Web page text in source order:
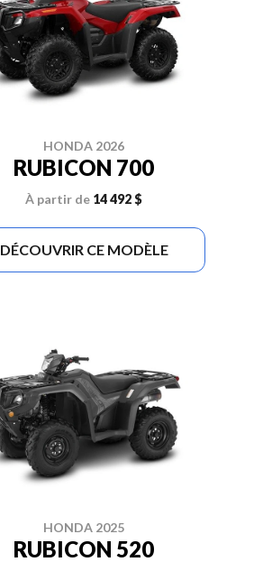
HONDA 2026
RUBICON 700
À partir de 14 492 $
DÉCOUVRIR CE MODÈLE
HONDA 2025
RUBICON 520